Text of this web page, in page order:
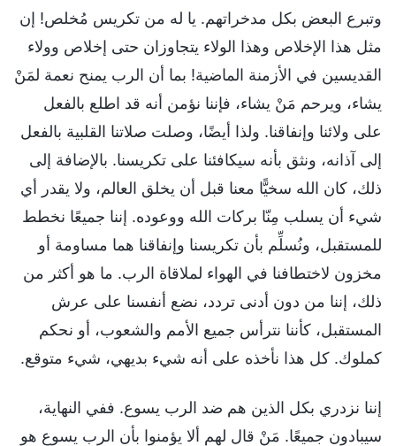
وتبرع البعض بكل مدخراتهم. يا له من تكريس مُخلص! إن
مثل هذا الإخلاص وهذا الولاء يتجاوزان حتى إخلاص وولاء
القديسين في الأزمنة الماضية! بما أن الرب يمنح نعمة لمَنْ
يشاء، ويرحم مَنْ يشاء، فإننا نؤمن أنه قد اطلع بالفعل
على ولائنا وإنفاقنا. ولذا أيضًا، وصلت صلاتنا القلبية بالفعل
إلى آذانه، ونثق بأنه سيكافئنا على تكريسنا. بالإضافة إلى
ذلك، كان الله سخيًّا معنا قبل أن يخلق العالم، ولا يقدر أي
شيء أن يسلب مِنّا بركات الله ووعوده. إننا جميعًا نخطط
للمستقبل، ونُسلِّم بأن تكريسنا وإنفاقنا هما مساومة أو
مخزون لاختطافنا في الهواء لملاقاة الرب. ما هو أكثر من
ذلك، إننا من دون أدنى تردد، نضع أنفسنا على عرش
المستقبل، كأننا نترأس جميع الأمم والشعوب، أو نحكم
كملوك. كل هذا نأخذه على أنه شيء بديهي، شيء متوقع.
إننا نزدري بكل الذين هم ضد الرب يسوع. ففي النهاية،
سيبادون جميعًا. مَنْ قال لهم ألا يؤمنوا بأن الرب يسوع هو